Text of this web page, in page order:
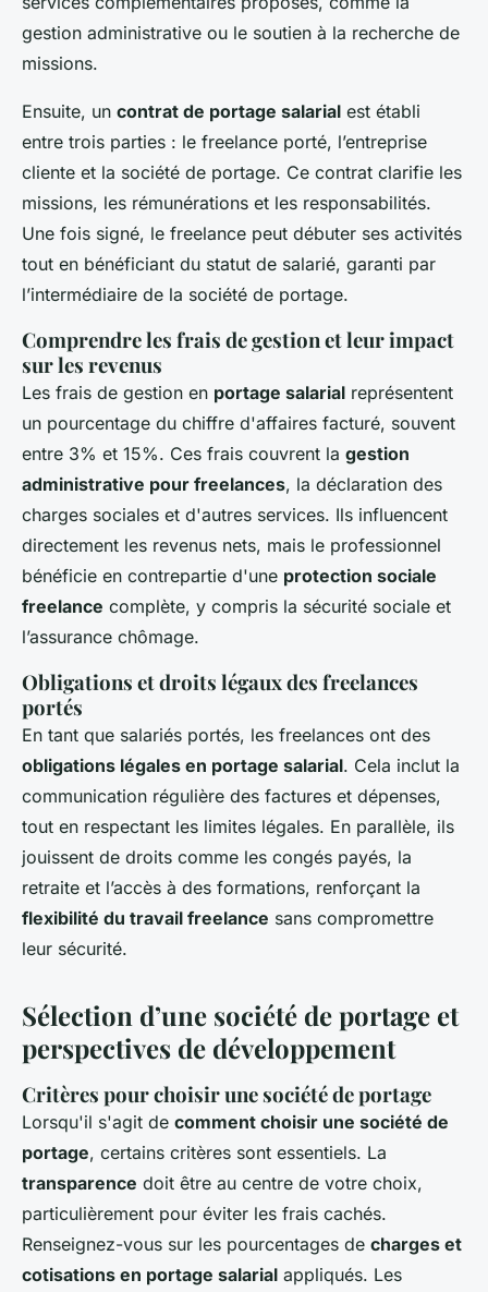
gestion administrative ou le soutien à la recherche de
missions.
Ensuite, un contrat de portage salarial est établi
entre trois parties : le freelance porté, l’entreprise
cliente et la société de portage. Ce contrat clarifie les
missions, les rémunérations et les responsabilités.
Une fois signé, le freelance peut débuter ses activités
tout en bénéficiant du statut de salarié, garanti par
l’intermédiaire de la société de portage.
Comprendre les frais de gestion et leur impact
sur les revenus
Les frais de gestion en portage salarial représentent
un pourcentage du chiffre d'affaires facturé, souvent
entre 3% et 15%. Ces frais couvrent la gestion
administrative pour freelances, la déclaration des
charges sociales et d'autres services. Ils influencent
directement les revenus nets, mais le professionnel
bénéficie en contrepartie d'une protection sociale
freelance complète, y compris la sécurité sociale et
l’assurance chômage.
Obligations et droits légaux des freelances
portés
En tant que salariés portés, les freelances ont des
obligations légales en portage salarial. Cela inclut la
communication régulière des factures et dépenses,
tout en respectant les limites légales. En parallèle, ils
jouissent de droits comme les congés payés, la
retraite et l’accès à des formations, renforçant la
flexibilité du travail freelance sans compromettre
leur sécurité.
Sélection d’une société de portage et
perspectives de développement
Critères pour choisir une société de portage
Lorsqu'il s'agit de comment choisir une société de
portage, certains critères sont essentiels. La
transparence doit être au centre de votre choix,
particulièrement pour éviter les frais cachés.
Renseignez-vous sur les pourcentages de charges et
cotisations en portage salarial appliqués. Les